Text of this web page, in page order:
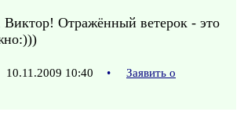
Виктор! Отражённый ветерок - это
10.11.2009 10:40 •
Заявить о